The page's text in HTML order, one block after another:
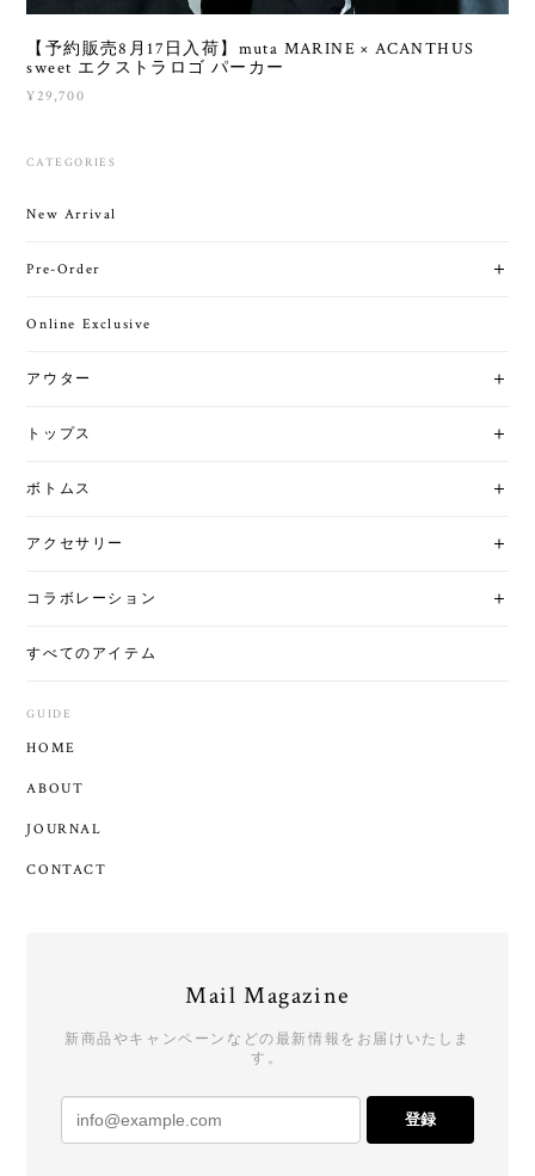
【予約販売8月17日入荷】muta MARINE × ACANTHUS
sweet エクストラロゴ パーカー
¥29,700
CATEGORIES
New Arrival
Pre-Order
Online Exclusive
アウター
トップス
ボトムス
アクセサリー
コラボレーション
すべてのアイテム
GUIDE
HOME
ABOUT
JOURNAL
CONTACT
Mail Magazine
新商品やキャンペーンなどの最新情報をお届けいたしま
す。
登録